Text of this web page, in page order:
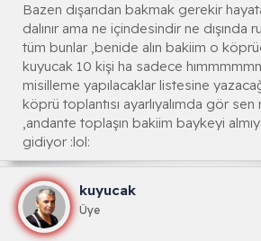
Bazen dışarıdan bakmak gerekir
dalınır ama ne içindesindir ne dışında
tüm bunlar ,benide alın bakiim o
kuyucak 10 kişi ha sadece
misilleme yapılacaklar listesine
köprü toplantısı ayarlıyalımda gör sen
,andante toplaşın bakiim baykeyi
gidiyor :lol:
kuyucak
Üye